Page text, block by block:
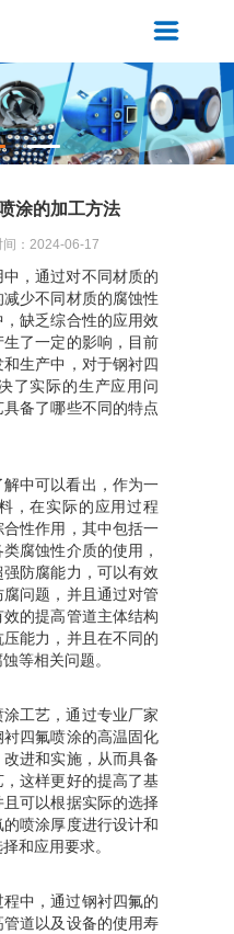
涂的加工方法
间：2024-06-17
，通过对不同材质的
少不同材质的腐蚀性
缺乏综合性的应用效
了一定的影响，目前
生产中，对于钢衬四
了实际的生产应用问
备了哪些不同的特点
中可以看出，作为一
，在实际的应用过程
性作用，其中包括一
腐蚀性介质的使用，
防腐能力，可以有效
问题，并且通过对管
的提高管道主体结构
能力，并且在不同的
等相关问题。
工艺，通过专业厂家
四氟喷涂的高温固化
进和实施，从而具备
这样更好的提高了基
可以根据实际的选择
喷涂厚度进行设计和
和应用要求。
中，通过钢衬四氟的
道以及设备的使用寿